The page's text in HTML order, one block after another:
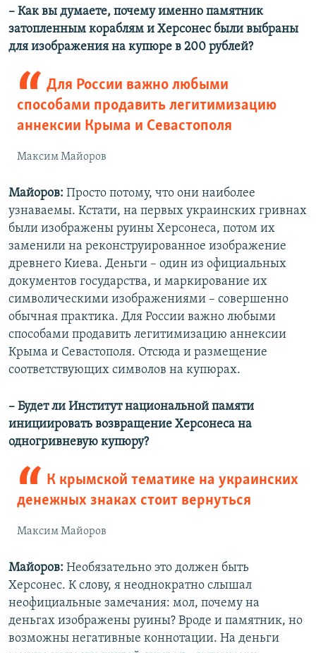
– Как вы думаете, почему именно памятник
затопленным кораблям и Херсонес были выбраны
для изображения на купюре в 200 рублей?
Для России важно любыми
способами продавить легитимизацию
аннексии Крыма и Севастополя
Максим Майоров
Майоров: Просто потому, что они наиболее
узнаваемы. Кстати, на первых украинских гривнах
были изображены руины Херсонеса, потом их
заменили на реконструированное изображение
древнего Киева. Деньги – один из официальных
документов государства, и маркирование их
символическими изображениями – совершенно
обычная практика. Для России важно любыми
способами продавить легитимизацию аннексии
Крыма и Севастополя. Отсюда и размещение
соответствующих символов на купюрах.
– Будет ли Институт национальной памяти
инициировать возвращение Херсонеса на
одногривневую купюру?
К крымской тематике на украинских
денежных знаках стоит вернуться
Максим Майоров
Майоров: Необязательно это должен быть
Херсонес. К слову, я неоднократно слышал
неофициальные замечания: мол, почему на
деньгах изображены руины? Вроде и памятник, но
возможны негативные коннотации. На деньги